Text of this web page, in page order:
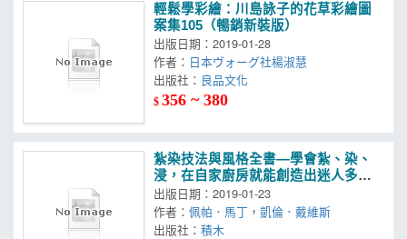
輕鬆學彩繪：川島詠子的花草彩繪圖
案集105（暢銷新裝版）
出版日期：2019-01-28
作者： 日本ヴォーグ社楊淑慧
出版社：
$356 ~ 380
紮染技法與風格全書—學會紮、染、
浸，在自家廚房就能創造出迷人多變
的色彩與圖案
出版日期：2019-01-23
作者：佩帕．馬丁 ，凱倫．戴維斯
出版社：